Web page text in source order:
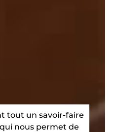
tout un savoir-faire
nous permet de